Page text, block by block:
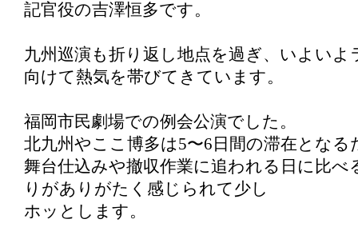
記官役の吉澤恒多です。
九州巡演も折り返し地点を過ぎ、いよい
向けて熱気を帯びてきています。
福岡市民劇場での例会公演でした。
北九州やここ博多は5〜6日間の滞在とな
舞台仕込みや撤収作業に追われる日に比べ
りがありがたく感じられて少し
ホッとします。